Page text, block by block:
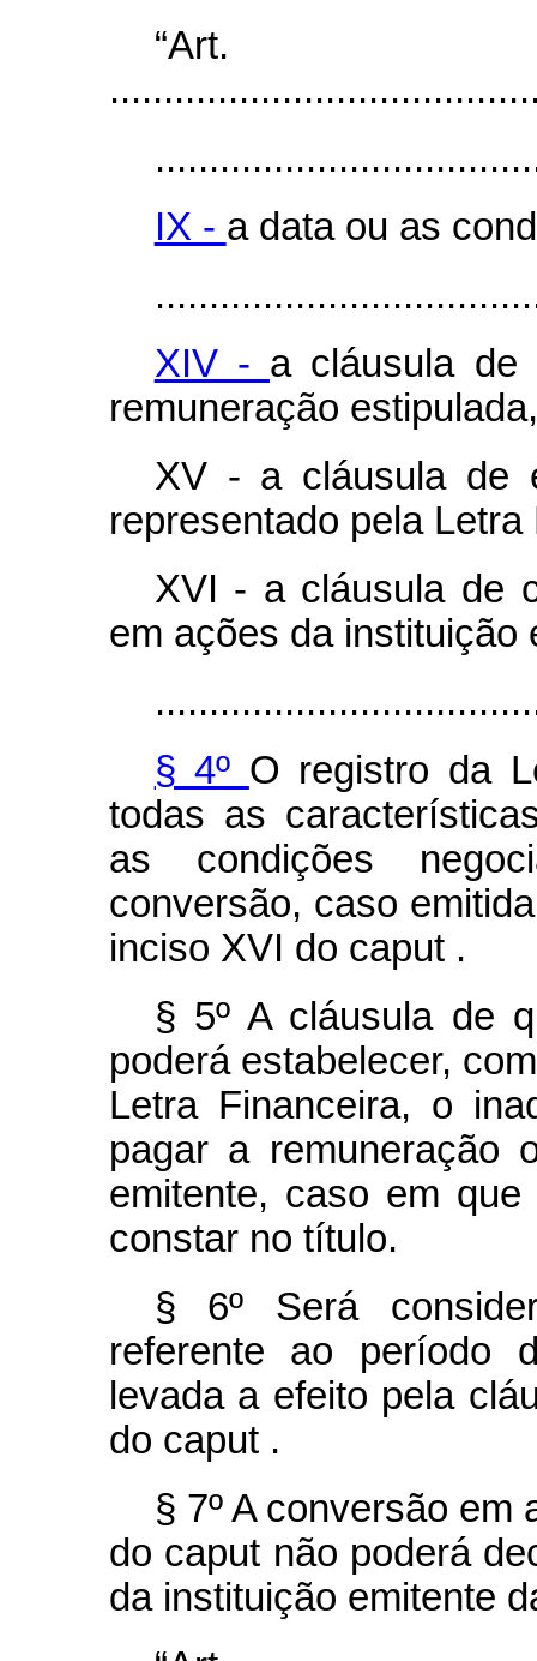
IX - a data ou as
XIV - a cláusula de
remuneração
XV - a cláusula de
representado pela
XVI - a cláusula de
em ações da instituição
§ 4º O registro da
todas as
as condições
conversão, caso
inciso XVI do caput .
§ 5º A cláusula de
poderá estabelecer,
Letra Financeira, o
pagar a remuneração
emitente, caso em
constar no título.
§ 6º Será
referente ao período
levada a efeito pela
do caput .
§ 7º A conversão
do caput não poderá
da instituição emitente